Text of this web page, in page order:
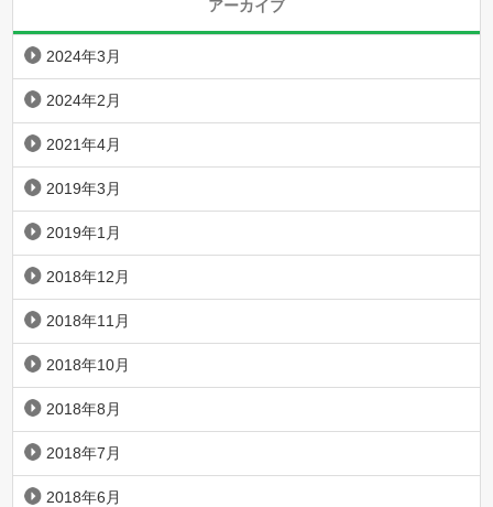
アーカイブ
2024年3月
2024年2月
2021年4月
2019年3月
2019年1月
2018年12月
2018年11月
2018年10月
2018年8月
2018年7月
2018年6月